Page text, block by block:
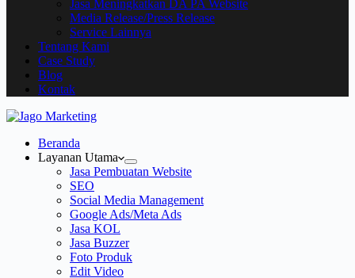
Jasa Meningkatkan DA PA Website
Media Release/Press Release
Service Lainnya
Tentang Kami
Case Study
Blog
Kontak
Beranda
Layanan Utama
Jasa Pembuatan Website
SEO
Social Media Management
Google Ads/Meta Ads
Jasa KOL
Jasa Buzzer
Foto Produk
Edit Video